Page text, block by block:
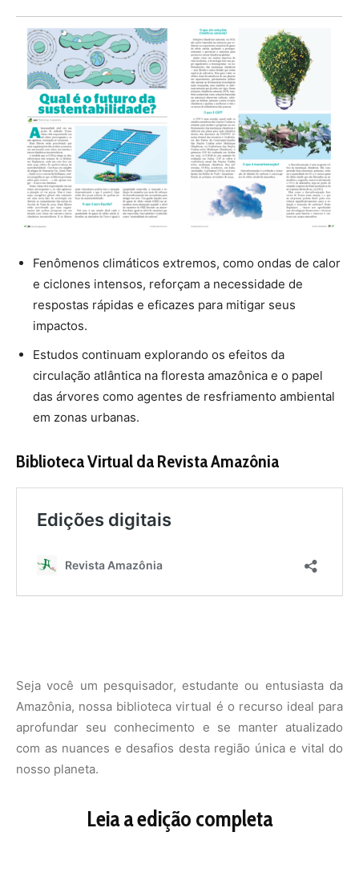
Fenômenos climáticos extremos, como ondas de calor
e ciclones intensos, reforçam a necessidade de
respostas rápidas e eficazes para mitigar seus
impactos.
Estudos continuam explorando os efeitos da
circulação atlântica na floresta amazônica e o papel
das árvores como agentes de resfriamento ambiental
em zonas urbanas.
Biblioteca Virtual da Revista Amazônia
Seja você um pesquisador, estudante ou entusiasta da
Amazônia, nossa biblioteca virtual é o recurso ideal para
aprofundar seu conhecimento e se manter atualizado
com as nuances e desafios desta região única e vital do
nosso planeta.
Leia a edição completa